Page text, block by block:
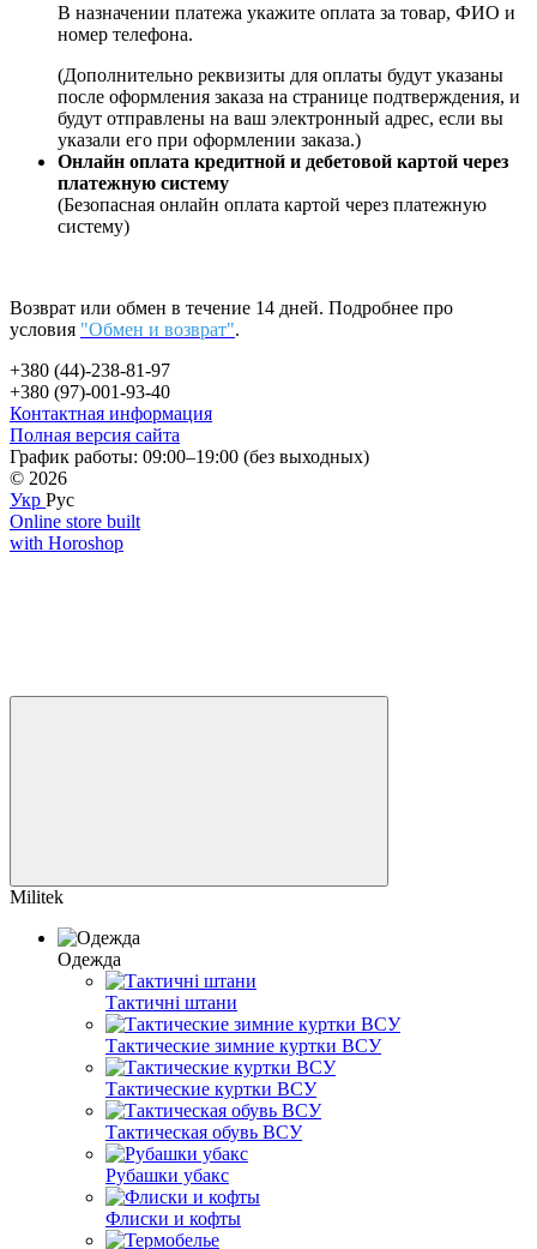
В назначении платежа укажите оплата за товар, ФИО и
номер телефона.
(Дополнительно реквизиты для оплаты будут указаны
после оформления заказа на странице подтверждения, и
будут отправлены на ваш электронный адрес, если вы
указали его при оформлении заказа.)
Онлайн оплата кредитной и дебетовой картой через
платежную систему
(Безопасная онлайн оплата картой через платежную
систему)
Возврат или обмен в течение 14 дней. Подробнее про
условия "Обмен и возврат".
+380 (44)-238-81-97
+380 (97)-001-93-40
Контактная информация
Полная версия сайта
График работы: 09:00–19:00 (без выходных)
© 2026
Укр Рус
Online store built
with Horoshop
Militek
Одежда
Тактичні штани
Тактические зимние куртки ВСУ
Тактические куртки ВСУ
Тактическая обувь ВСУ
Рубашки убакс
Флиски и кофты